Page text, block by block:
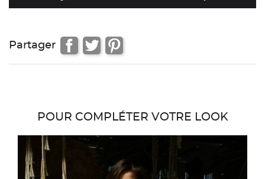
Partager
POUR COMPLÉTER VOTRE LOOK